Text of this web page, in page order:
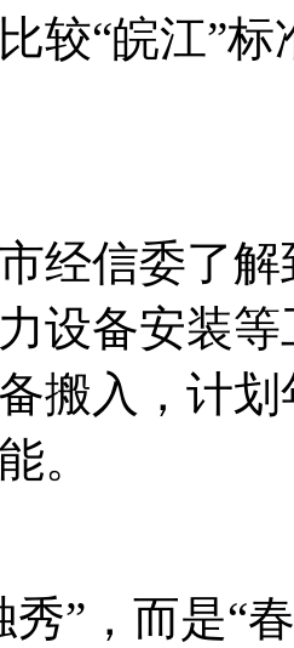
较“皖江”
经信委了
设备安装
搬入，计
。
秀”，而是“